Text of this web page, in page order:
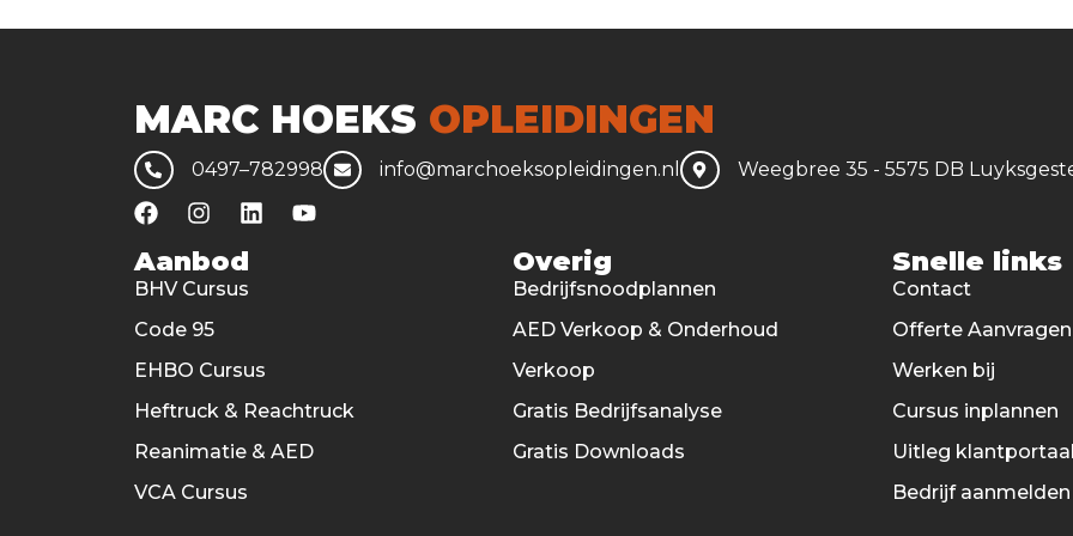
MARC HOEKS OPLEIDINGEN
0497–782998 info@marchoeksopleidingen.nl Weegbree 35 - 5575 DB
Aanbod
BHV Cursus
Code 95
EHBO Cursus
Heftruck & Reachtruck
Reanimatie & AED
VCA Cursus
Overig
Bedrijfsnoodplannen
AED Verkoop & Onderhoud
Verkoop
Gratis Bedrijfsanalyse
Gratis Downloads
Snelle links
Contact
Offerte Aanvragen
Werken bij
Cursus inplannen
Uitleg
Bedrijf aanmelden